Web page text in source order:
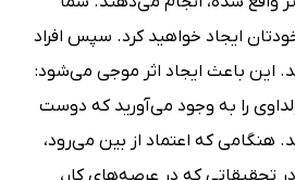
ایجاد خواهید کرد. سپس افراد
این باعث ایجاد اثر موجی می‌شود:
را به وجود می‌آورید که دوست
هنگامی که اعتماد از بین می‌رود،
تحقیقاتی که در عرصه‌های کار،